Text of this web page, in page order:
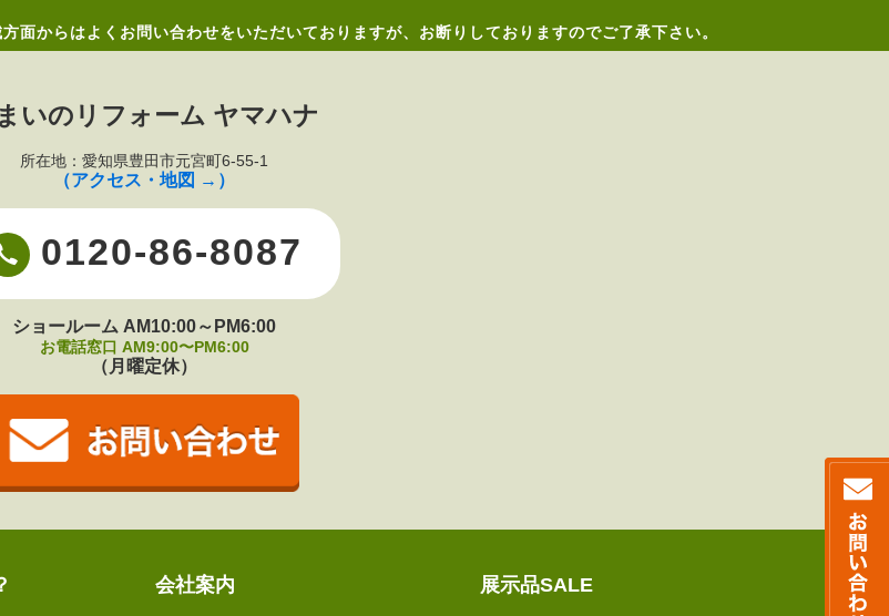
からはよくお問い合わせをいただいておりますが、お断りしておりますのでご了承下さい。
いのリフォーム ヤマハナ
所在地：愛知県豊田市元宮町6-55-1
（アクセス・地図 →）
0120-86-8087
ショールーム AM10:00～PM6:00
お電話窓口 AM9:00〜PM6:00
（月曜定休）
会社案内 展示品SALE